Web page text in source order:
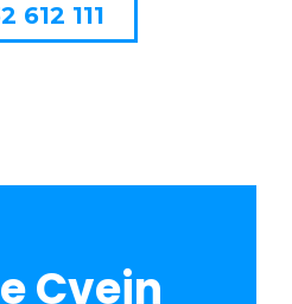
612 111
Cvejn